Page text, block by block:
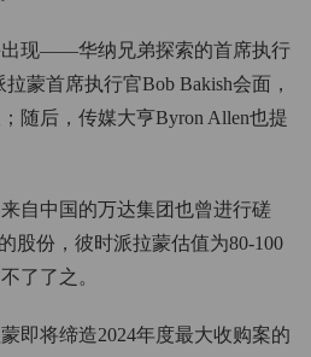
出现——华纳兄弟探索的首席执行
蒙首席执行官Bob Bakish会面，
随后，传媒大亨Byron Allen也提
自中国的万达集团也曾进行磋
股份，彼时派拉蒙估值为80-100
了了之。
即将缔造2024年度最大收购案的